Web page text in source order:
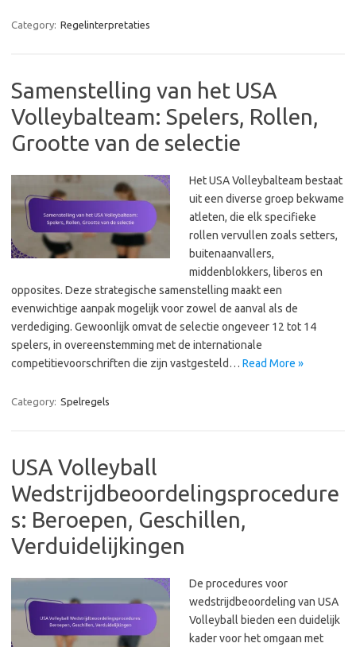
Category: Regelinterpretaties
Samenstelling van het USA
Volleybalteam: Spelers, Rollen,
Grootte van de selectie
Het USA Volleybalteam bestaat
uit een diverse groep bekwame
atleten, die elk specifieke
rollen vervullen zoals setters,
buitenaanvallers,
middenblokkers, liberos en
opposites. Deze strategische samenstelling maakt een
evenwichtige aanpak mogelijk voor zowel de aanval als de
verdediging. Gewoonlijk omvat de selectie ongeveer 12 tot 14
spelers, in overeenstemming met de internationale
competitievoorschriften die zijn vastgesteld… Read More »
Category: Spelregels
USA Volleyball
Wedstrijdbeoordelingsprocedure
s: Beroepen, Geschillen,
Verduidelijkingen
De procedures voor
wedstrijdbeoordeling van USA
Volleyball bieden een duidelijk
kader voor het omgaan met